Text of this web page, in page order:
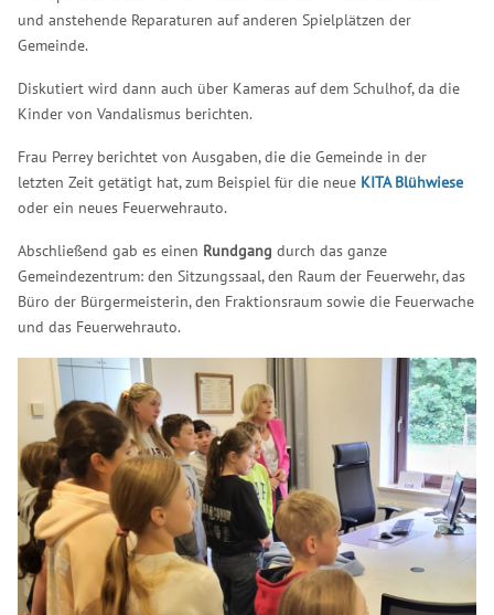
und anstehende Reparaturen auf anderen Spielplätzen der
Gemeinde.
Diskutiert wird dann auch über Kameras auf dem Schulhof, da die
Kinder von Vandalismus berichten.
Frau Perrey berichtet von Ausgaben, die die Gemeinde in der
letzten Zeit getätigt hat, zum Beispiel für die neue KITA Blühwiese
oder ein neues Feuerwehrauto.
Abschließend gab es einen Rundgang durch das ganze
Gemeindezentrum: den Sitzungssaal, den Raum der Feuerwehr, das
Büro der Bürgermeisterin, den Fraktionsraum sowie die Feuerwache
und das Feuerwehrauto.